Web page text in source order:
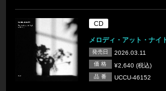
CD
メロディ・アット・ナイ
発売日 2026.03.11
価 格 ¥2,640 (税込)
品 番 UCCU-46152